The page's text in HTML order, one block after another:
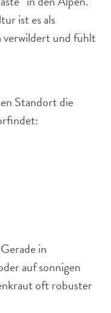
ist es als
und fühlt
Standort die
Gerade in
auf sonnigen
oft robuster